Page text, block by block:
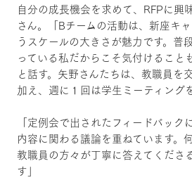
自分の成長機会を求めて、RFPに興
さん。「Bチームの活動は、新座キ
うスケールの大きさが魅力です。普
っている私だからこそ気付けること
と話す。矢野さんたちは、教職員を
加え、週に１回は学生ミーティング
「定例会で出されたフィードバック
内容に関わる議論を重ねています。
教職員の方々が丁寧に答えてくださ
す」